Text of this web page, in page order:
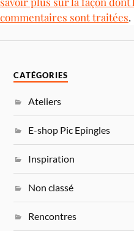
commentaires sont traitées.
CATÉGORIES
Ateliers
E-shop Pic Epingles
Inspiration
Non classé
Rencontres